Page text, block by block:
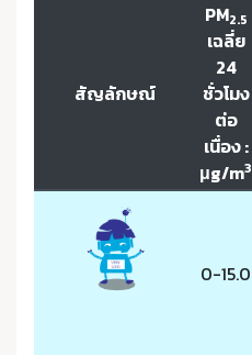
สัญลักษณ์
PM2.5
เฉลี่ย
24
ชั่วโมง
ต่อ
เนื่อง :
μg/m3
0-15.0